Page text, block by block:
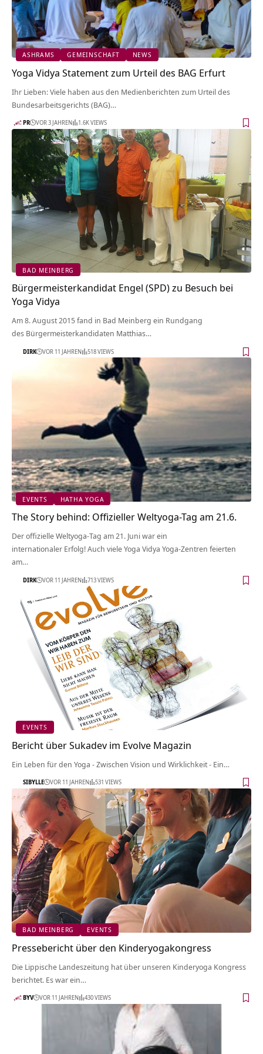
ASHRAMS GEMEINSCHAFT NEWS
Yoga Vidya Statement zum Urteil des BAG Erfurt
Ihr Lieben: Viele haben aus den Medienberichten zum Urteil des
Bundesarbeitsgerichts (BAG)…
PR VOR 3 JAHREN 1.6K VIEWS
BAD MEINBERG
Bürgermeisterkandidat Engel (SPD) zu Besuch bei
Yoga Vidya
Am 8. August 2015 fand in Bad Meinberg ein Rundgang
des Bürgermeisterkandidaten Matthias…
DIRK VOR 11 JAHREN 518 VIEWS
EVENTS HATHA YOGA
The Story behind: Offizieller Weltyoga-Tag am 21.6.
Der offizielle Weltyoga-Tag am 21. Juni war ein
internationaler Erfolg! Auch viele Yoga Vidya Yoga-Zentren feierten
am…
DIRK VOR 11 JAHREN 713 VIEWS
EVENTS
Bericht über Sukadev im Evolve Magazin
Ein Leben für den Yoga - Zwischen Vision und Wirklichkeit - Ein…
SIBYLLE VOR 11 JAHREN 531 VIEWS
BAD MEINBERG EVENTS
Pressebericht über den Kinderyogakongress
Die Lippische Landeszeitung hat über unseren Kinderyoga Kongress
berichtet. Es war ein…
BYV VOR 11 JAHREN 430 VIEWS